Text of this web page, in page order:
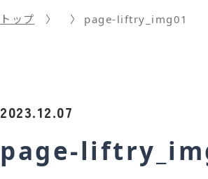
トップ page-liftry_img01
2023.12.07
page-